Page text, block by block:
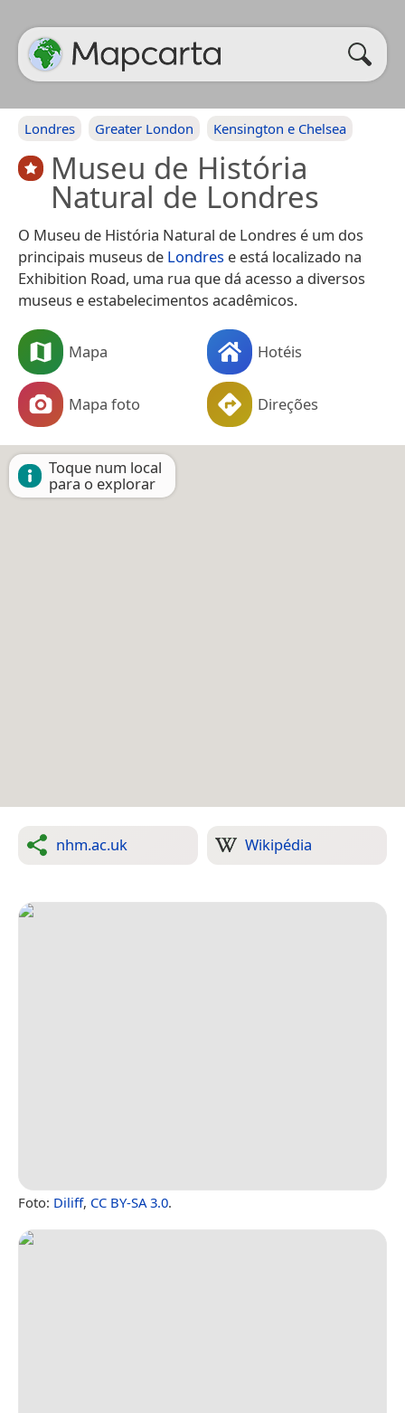
Londres Greater London Kensington e Chelsea
Museu de História
Natural de Londres
O Museu de História Natural de Londres é um dos
principais museus de Londres e está localizado na
Exhibition Road, uma rua que dá acesso a diversos
museus e estabelecimentos acadêmicos.
Mapa Hotéis
Mapa foto Direções
Toque num local
para o explorar
nhm.ac.uk Wikipédia
Foto: Diliff, CC BY-SA 3.0.